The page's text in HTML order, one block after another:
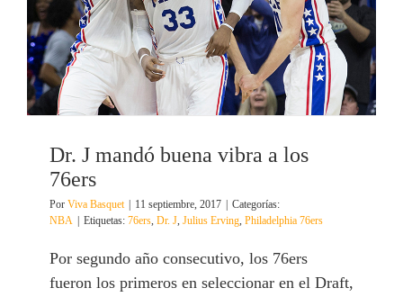
Dr. J mandó buena vibra a los
76ers
Por Viva Basquet 11 septiembre, 2017
Categorías:
NBA
Etiquetas: 76ers, Dr. J, Julius Erving, Philadelphia 76ers
Por segundo año consecutivo, los 76ers
fueron los primeros en seleccionar en el Draft,